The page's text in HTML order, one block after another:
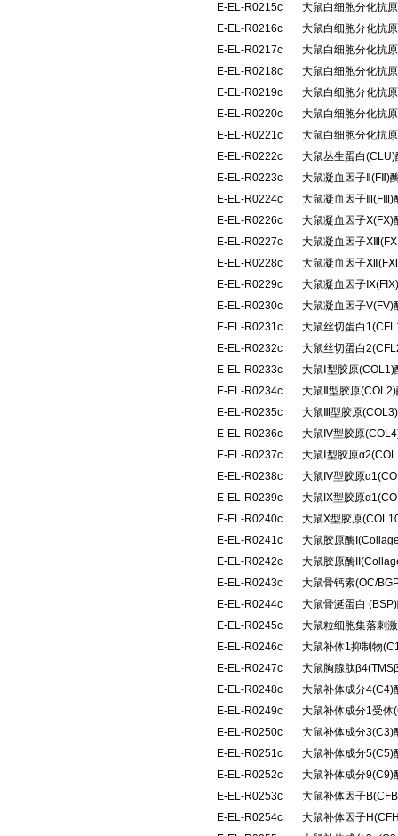
E-EL-R0215c
大鼠白细胞分化抗
E-EL-R0216c
大鼠白细胞分化抗
E-EL-R0217c
大鼠白细胞分化抗
E-EL-R0218c
大鼠白细胞分化抗
E-EL-R0219c
大鼠白细胞分化抗
E-EL-R0220c
大鼠白细胞分化抗
E-EL-R0221c
大鼠白细胞分化抗
E-EL-R0222c
大鼠丛生蛋白
E-EL-R0223c
大鼠凝血因子Ⅱ(FⅡ)
E-EL-R0224c
大鼠凝血因子Ⅲ(FⅢ)
E-EL-R0226c
大鼠凝血因子Ⅹ(FⅩ)
E-EL-R0227c
大鼠凝血因子
E-EL-R0228c
大鼠凝血因子
E-EL-R0229c
大鼠凝血因子
E-EL-R0230c
大鼠凝血因子V(FV)
E-EL-R0231c
大鼠丝切蛋白
E-EL-R0232c
大鼠丝切蛋白
E-EL-R0233c
大鼠Ⅰ型胶原
E-EL-R0234c
大鼠Ⅱ型胶原
E-EL-R0235c
大鼠Ⅲ型胶原
E-EL-R0236c
大鼠Ⅳ型胶原
E-EL-R0237c
大鼠Ⅰ型胶原
E-EL-R0238c
大鼠Ⅳ型胶原
E-EL-R0239c
大鼠IX型胶原
E-EL-R0240c
大鼠X型胶原
E-EL-R0241c
大鼠胶原酶
E-EL-R0242c
大鼠胶原酶
E-EL-R0243c
大鼠骨钙素(OC/
E-EL-R0244c
大鼠骨涎蛋白
E-EL-R0245c
大鼠粒细胞集落刺
E-EL-R0246c
大鼠补体1抑制物
E-EL-R0247c
大鼠胸腺肽
E-EL-R0248c
大鼠补体成分4(C4)
E-EL-R0249c
大鼠补体成分1受体
E-EL-R0250c
大鼠补体成分3(C3)
E-EL-R0251c
大鼠补体成分5(C5)
E-EL-R0252c
大鼠补体成分9(C9)
E-EL-R0253c
大鼠补体因子
E-EL-R0254c
大鼠补体因子